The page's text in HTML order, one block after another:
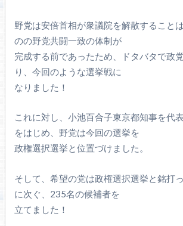
野党は安倍首相が衆議院を解散すること
のの野党共闘一致の体制が
完成する前であったため、ドタバタで政
り、今回のような選挙戦に
なりました！
これに対し、小池百合子東京都知事を代
をはじめ、野党は今回の選挙を
政権選択選挙と位置づけました。
そして、希望の党は政権選択選挙と銘打
に次ぐ、235名の候補者を
立てました！